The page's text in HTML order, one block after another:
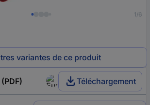
1/6
variantes de ce produit
Téléchargement